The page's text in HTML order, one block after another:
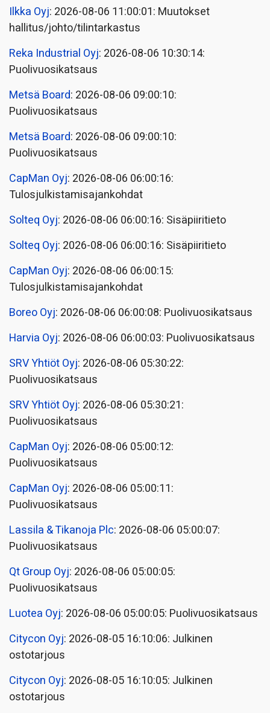
Ilkka Oyj: 2026-08-06 11:00:01: Muutokset
hallitus/johto/tilintarkastus
Reka Industrial Oyj: 2026-08-06 10:30:14:
Puolivuosikatsaus
Metsä Board: 2026-08-06 09:00:10:
Puolivuosikatsaus
Metsä Board: 2026-08-06 09:00:10:
Puolivuosikatsaus
CapMan Oyj: 2026-08-06 06:00:16:
Tulosjulkistamisajankohdat
Solteq Oyj: 2026-08-06 06:00:16: Sisäpiiritieto
Solteq Oyj: 2026-08-06 06:00:16: Sisäpiiritieto
CapMan Oyj: 2026-08-06 06:00:15:
Tulosjulkistamisajankohdat
Boreo Oyj: 2026-08-06 06:00:08: Puolivuosikatsaus
Harvia Oyj: 2026-08-06 06:00:03: Puolivuosikatsaus
SRV Yhtiöt Oyj: 2026-08-06 05:30:22:
Puolivuosikatsaus
SRV Yhtiöt Oyj: 2026-08-06 05:30:21:
Puolivuosikatsaus
CapMan Oyj: 2026-08-06 05:00:12:
Puolivuosikatsaus
CapMan Oyj: 2026-08-06 05:00:11:
Puolivuosikatsaus
Lassila & Tikanoja Plc: 2026-08-06 05:00:07:
Puolivuosikatsaus
Qt Group Oyj: 2026-08-06 05:00:05:
Puolivuosikatsaus
Luotea Oyj: 2026-08-06 05:00:05: Puolivuosikatsaus
Citycon Oyj: 2026-08-05 16:10:06: Julkinen
ostotarjous
Citycon Oyj: 2026-08-05 16:10:05: Julkinen
ostotarjous